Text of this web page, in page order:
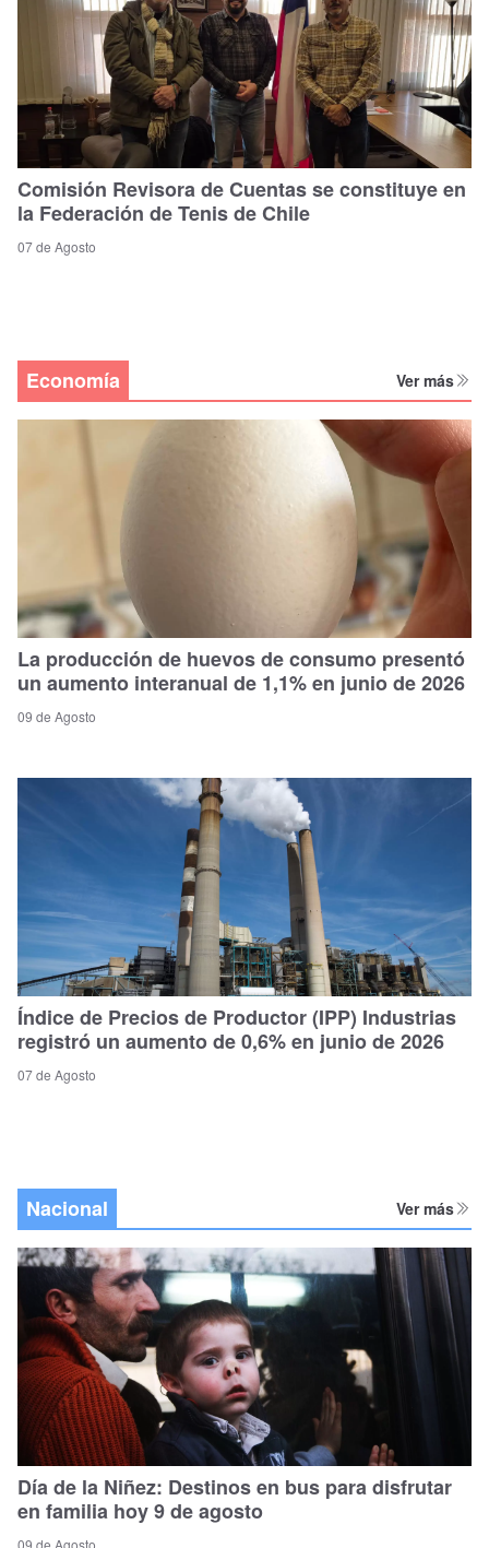
Comisión Revisora de Cuentas se constituye en
la Federación de Tenis de Chile
07 de Agosto
Economía Ver más
La producción de huevos de consumo presentó
un aumento interanual de 1,1% en junio de 2026
09 de Agosto
Índice de Precios de Productor (IPP) Industrias
registró un aumento de 0,6% en junio de 2026
07 de Agosto
Nacional Ver más
Día de la Niñez: Destinos en bus para disfrutar
en familia hoy 9 de agosto